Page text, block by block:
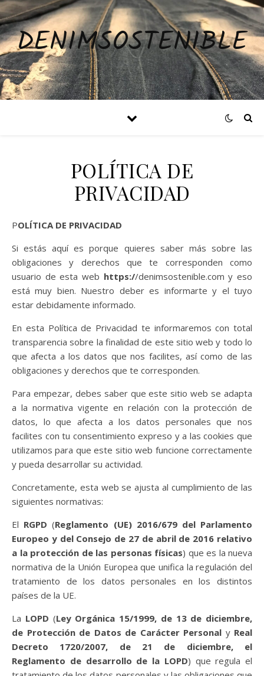
DENIMSOSTENIBLE
POLÍTICA DE
PRIVACIDAD
POLÍTICA DE PRIVACIDAD
Si estás aquí es porque quieres saber más sobre las
obligaciones y derechos que te corresponden como
usuario de esta web https://denimsostenible.com y eso
está muy bien. Nuestro deber es informarte y el tuyo
estar debidamente informado.
En esta Política de Privacidad te informaremos con total
transparencia sobre la finalidad de este sitio web y todo lo
que afecta a los datos que nos facilites, así como de las
obligaciones y derechos que te corresponden.
Para empezar, debes saber que este sitio web se adapta
a la normativa vigente en relación con la protección de
datos, lo que afecta a los datos personales que nos
facilites con tu consentimiento expreso y a las cookies que
utilizamos para que este sitio web funcione correctamente
y pueda desarrollar su actividad.
Concretamente, esta web se ajusta al cumplimiento de las
siguientes normativas:
El RGPD(Reglamento (UE) 2016/679 del Parlamento
Europeo y del Consejo de 27 de abril de 2016 relativo
a la protección de las personas físicas) que es la nueva
normativa de la Unión Europea que unifica la regulación del
tratamiento de los datos personales en los distintos
países de la UE.
La LOPD (Ley Orgánica 15/1999, de 13 de diciembre,
de Protección de Datos de Carácter Personal y Real
Decreto 1720/2007, de 21 de diciembre, el
Reglamento de desarrollo de la LOPD) que regula el